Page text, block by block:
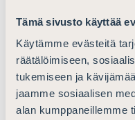
Tämä sivusto käyttää
Käytämme evästeitä
räätälöimiseen,
tukemiseen ja
jaamme sosiaalisen
alan kumppaneillemme
Käyttö, soveltamisala
Asianajajaliitto
soveltamisalan